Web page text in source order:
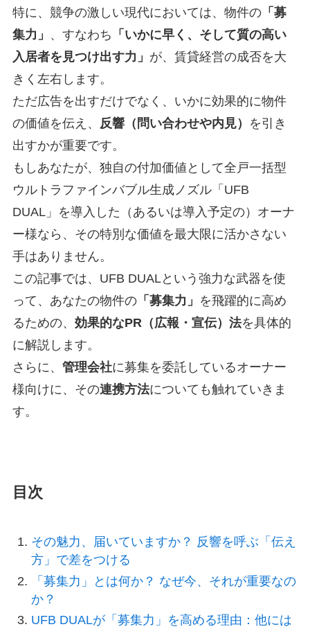
特に、競争の激しい現代においては、物件の「募
集力」 、すなわち 「いかに早く、そして質の高い
入居者を見つけ出す力」 が、賃貸経営の成否を大
きく左右します。
ただ広告を出すだけでなく、いかに効果的に物件
の価値を伝え、 反響（問い合わせや内見）
を引き
出すかが重要です。
もしあなたが、独自の付加価値として全戸一括型
ウルトラファインバブル生成ノズル「UFB
DUAL」を導入した（あるいは導入予定の）オーナ
ー様なら、その特別な価値を最大限に活かさない
手はありません。
この記事では、UFB DUALという強力な武器を使
って、あなたの物件の「募集力」 を飛躍的に高め
るための、 効果的なPR（広報・宣伝）法を具体的
に解説します。
さらに、 管理会社に募集を委託しているオーナー
様向けに、その連携方法についても触れていきま
す。
目次
その魅力、届いていますか？ 反響を呼ぶ「伝え
方」で差をつける
「募集力」とは何か？ なぜ今、それが重要なの
か？
UFB DUALが「募集力」を高める理由：他には